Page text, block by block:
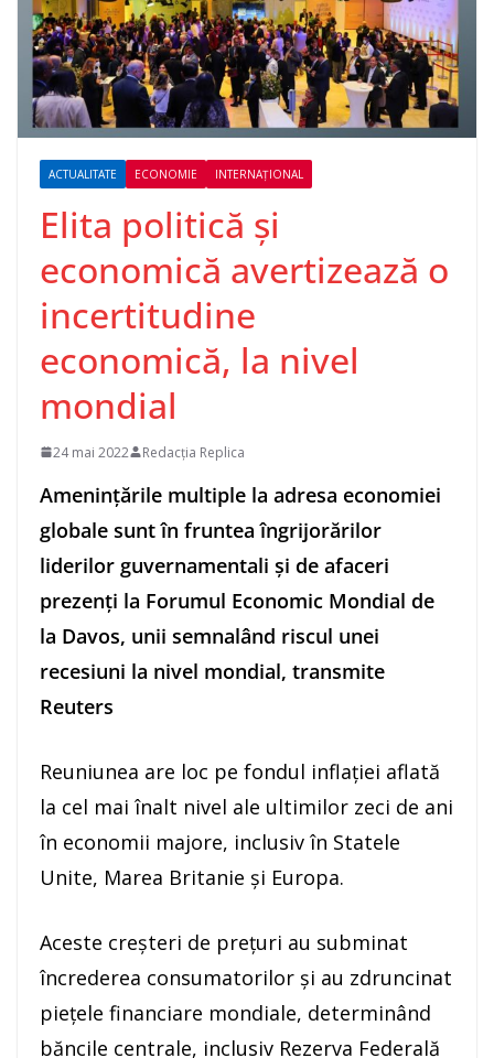
ACTUALITATE ECONOMIE INTERNAȚIONAL
Elita politică și
economică avertizează o
incertitudine
economică, la nivel
mondial
24 mai 2022 Redacția Replica
Ameninţările multiple la adresa economiei
globale sunt în fruntea îngrijorărilor
liderilor guvernamentali şi de afaceri
prezenţi la Forumul Economic Mondial de
la Davos, unii semnalând riscul unei
recesiuni la nivel mondial, transmite
Reuters
Reuniunea are loc pe fondul inflaţiei aflată
la cel mai înalt nivel ale ultimilor zeci de ani
în economii majore, inclusiv în Statele
Unite, Marea Britanie şi Europa.
Aceste creşteri de preţuri au subminat
încrederea consumatorilor şi au zdruncinat
pieţele financiare mondiale, determinând
băncile centrale, inclusiv Rezerva Federală